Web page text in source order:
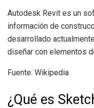
Autodesk Revit es un
información de
desarrollado
diseñar con elementos
Fuente: Wikipedia
¿Qué es